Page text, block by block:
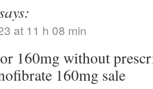
at 11 h 08 min
160mg without
160mg sale